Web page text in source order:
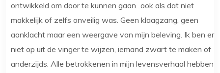
ontwikkeld om door te kunnen gaan...ook als dat niet
makkelijk of zelfs onveilig was. Geen klaagzang, geen
aanklacht maar een weergave van mijn beleving. Ik ben er
niet op uit de vinger te wijzen, iemand zwart te maken of
anderzijds. Alle betrokkenen in mijn levensverhaal hebben